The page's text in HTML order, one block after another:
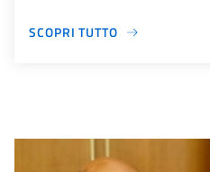
SCOPRI TUTTO